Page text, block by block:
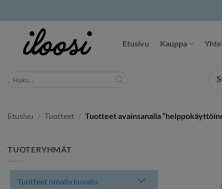
sisältöön
Etusivu Kauppa
Etusivu / Tuotteet / Tuotteet avainsanalla
TUOTERYHMÄT
Tuotteet omalla kuvalla